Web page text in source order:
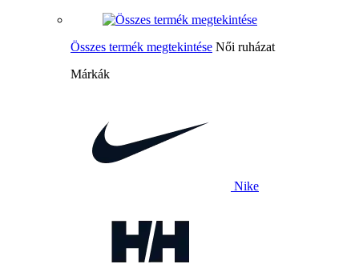
Összes termék megtekintése Női ruházat
Márkák
Nike